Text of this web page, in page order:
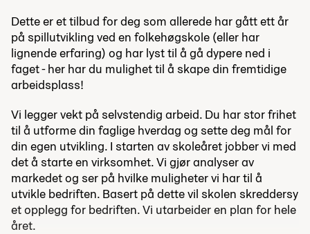
Dette er et tilbud for deg som allerede har gått ett år
på spillutvikling ved en folkehøgskole (eller har
lignende erfaring) og har lyst til å gå dypere ned i
faget - her har du mulighet til å skape din fremtidige
arbeidsplass!
Vi legger vekt på selvstendig arbeid. Du har stor frihet
til å utforme din faglige hverdag og sette deg mål for
din egen utvikling. I starten av skoleåret jobber vi med
det å starte en virksomhet. Vi gjør analyser av
markedet og ser på hvilke muligheter vi har til å
utvikle bedriften. Basert på dette vil skolen skreddersy
et opplegg for bedriften. Vi utarbeider en plan for hele
året.